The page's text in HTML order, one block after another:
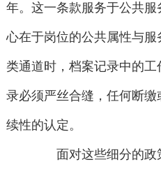
年。这一条款服务于公共
心在于岗位的公共属性与
类通道时，档案记录中的
录必须严丝合缝，任何断
续性的认定。
面对这些细分的政